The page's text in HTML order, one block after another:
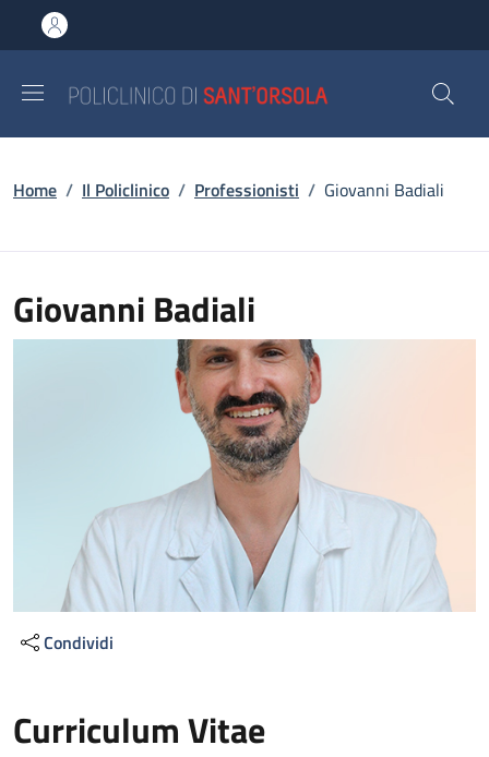
al contenuto principale
to footer content
Briciole di pane
Home / Il Policlinico / Professionisti / Giovanni Badiali
Giovanni Badiali
Condividi
Curriculum Vitae